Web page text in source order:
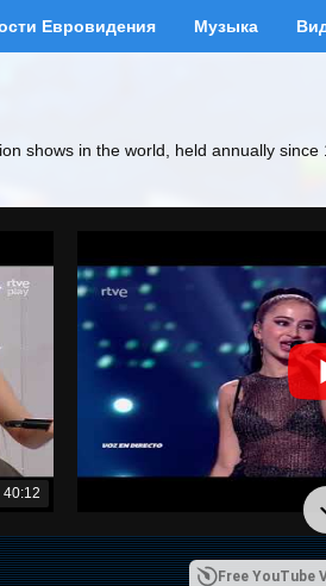
Евровидения Музыка
shows in the world, held annually
40:12
Free YouTube